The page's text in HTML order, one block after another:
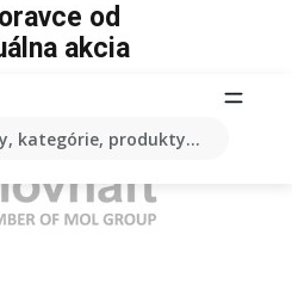
kategórie, produkty...
od
akcia